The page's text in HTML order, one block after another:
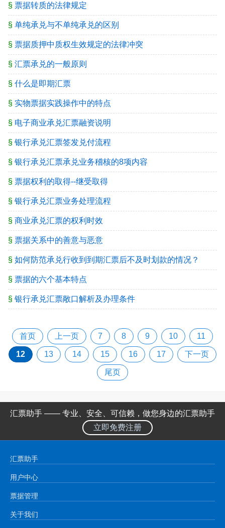
§ 票据转质的法律规定
§ 单纯承兑与不单纯承兑的区别
§ 票据质押中质权生效规定的法律冲突
§ 汇票承兑的一般原则
§ 什么是即期汇票
§ 实物票据实践操作中的特点
§ 电子商业承兑汇票融资说明
§ 银行承兑汇票签发兑付流程
§ 银行承兑汇票承兑业务稽核的8项内容
§ 票据权利的取得--继受取得
§ 银行承兑汇票业务处理流程
§ 商业承兑汇票的权利时效
§ 票据关系中的善意与恶意
§ 如何防范承兑行收到到期汇票后不及时划款的情况？
§ 票据的六个基本特点
§ 银行承兑汇票敞口解析及办理条件
首页 上一页 7 8 9 10 11
12 13 14 15 16 17 下一页
尾页
汇票助手 —— 专业、安全、可信赖，做您身边的汇票助手
立即免费注册
汇票助手
用户中心
票据管理
关于我们